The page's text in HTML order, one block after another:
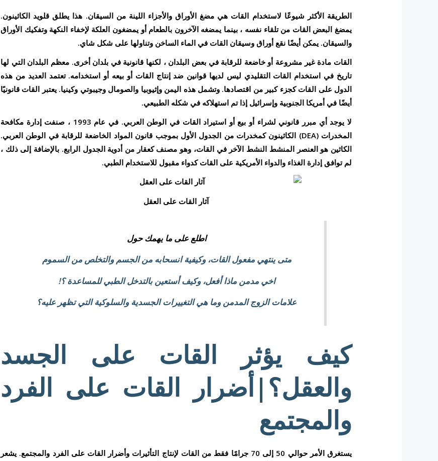
الطريقة الأكثر شيوعًا لاستخدام القات هي مضغ الأوراق والأجزاء اللينة من السيقان. هذا يطلق قلويد الكاثينون.
يمضغ البعض القات من تلقاء نفسه ، بينما يمضغه الآخرون بالطعام أو يمضغون العلكة لإخفاء النكهة وتفكيك الأوراق
والسيقان. يمكن أيضًا نقع أوراق وسيقان القات في الماء الساخن وتناولها على شكل شاي.
القات مادة غير مشروعة أو خاضعة للرقابة في بعض البلدان ، لكنها قانونية في بلدان أخرى. معظم البلدان التي لها
تاريخ في استخدام القات التقليدي ليس لديها قوانين ضد إنتاج القات أو بيعه أو استخدامه. تعتمد العديد من هذه
الدول على القات كجزء كبير من اقتصادها. وتشمل هذه اليمن وإثيوبيا والصومال وجيبوتي وكينيا. يعتبر القات قانونيًا
أيضًا في أمريكا الجنوبية وإسرائيل إذا تم استهلاكه في شكله الطبيعي.
لا يوجد أي مبرر قانوني لشراء أو بيع أو استيراد القات في الوطن العربي. في عام 1993 ، صنفت إدارة مكافحة
المخدرات (DEA) الكاثينون كمخدرات من الجدول الأول بموجب قانون المواد الخاضعة للرقابة في الوطن العربي.
الكاثين هو العنصر المنشط النشط الآخر في القات، وهو مصنف كعقار من أدوية الجدول الرابع. بالإضافة إلى ذلك ،
لم توافق إدارة الغذاء والدواء الأمريكية على القات كدواء مقبول للاستخدام الطبي.
آثار القات على العقل
اطلع على ما يهمك حول
متى ينتهي مفعول القات، وكيفية انسحابه من الجسم والتخلص من السموم
اخي مدمن ماذا أفعل، وكيف أستعين بالتدخل الطبي للمساعدة ؟!
علامات الزوج المدمن وما هي التغييرات الجسدية والسلوكية التي تظهر عليه؟
كيف يؤثر القات على الجسد
والعقل؟|أضرار القات على الفرد
والمجتمع
يستغرق الأمر حوالي 50 إلى 70 جرامًا فقط من القات لإنتاج التأثيرات وأضرار القات على الفرد والمجتمع. يشعر